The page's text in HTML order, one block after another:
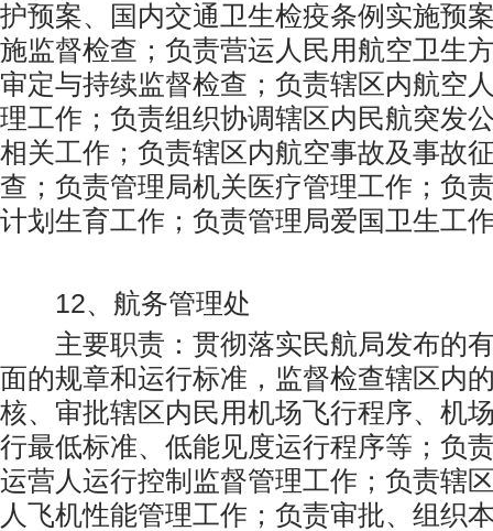
护预案、国内交通卫生检疫条例实施预
施监督检查；负责营运人民用航空卫生
审定与持续监督检查；负责辖区内航空
理工作；负责组织协调辖区内民航突发
相关工作；负责辖区内航空事故及事故
查；负责管理局机关医疗管理工作；负
计划生育工作；负责管理局爱国卫生工
12、航务管理处
主要职责：贯彻落实民航局发布的
面的规章和运行标准，监督检查辖区内
核、审批辖区内民用机场飞行程序、机
行最低标准、低能见度运行程序等；负
运营人运行控制监督管理工作；负责辖
人飞机性能管理工作；负责审批、组织